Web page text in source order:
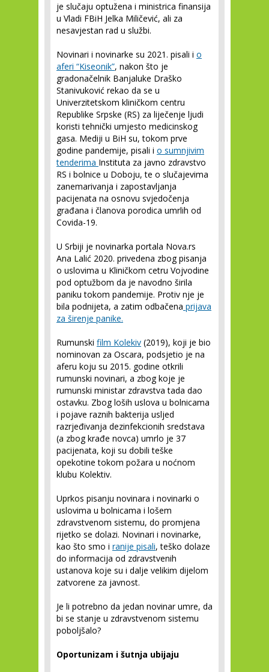
je slučaju optužena i ministrica finansija
u Vladi FBiH Jelka Miličević, ali za
nesavjestan rad u službi.
Novinari i novinarke su 2021. pisali i o
aferi “Kiseonik”, nakon što je
gradonačelnik Banjaluke Draško
Stanivuković rekao da se u
Univerzitetskom kliničkom centru
Republike Srpske (RS) za liječenje ljudi
koristi tehnički umjesto medicinskog
gasa. Mediji u BiH su, tokom prve
godine pandemije, pisali i o sumnjivim
tenderima Instituta za javno zdravstvo
RS i bolnice u Doboju, te o slučajevima
zanemarivanja i zapostavljanja
pacijenata na osnovu svjedočenja
građana i članova porodica umrlih od
Covida-19.
U Srbiji je novinarka portala Nova.rs
Ana Lalić 2020. privedena zbog pisanja
o uslovima u Kliničkom cetru Vojvodine
pod optužbom da je navodno širila
paniku tokom pandemije. Protiv nje je
bila podnijeta, a zatim odbačena prijava
za širenje panike.
Rumunski film Kolekiv (2019), koji je bio
nominovan za Oscara, podsjetio je na
aferu koju su 2015. godine otkrili
rumunski novinari, a zbog koje je
rumunski ministar zdravstva tada dao
ostavku. Zbog loših uslova u bolnicama
i pojave raznih bakterija usljed
razrjeđivanja dezinfekcionih sredstava
(a zbog krađe novca) umrlo je 37
pacijenata, koji su dobili teške
opekotine tokom požara u noćnom
klubu Kolektiv.
Uprkos pisanju novinara i novinarki o
uslovima u bolnicama i lošem
zdravstvenom sistemu, do promjena
rijetko se dolazi. Novinari i novinarke,
kao što smo i ranije pisali, teško dolaze
do informacija od zdravstvenih
ustanova koje su i dalje velikim dijelom
zatvorene za javnost.
Je li potrebno da jedan novinar umre, da
bi se stanje u zdravstvenom sistemu
poboljšalo?
Oportunizam i šutnja ubijaju